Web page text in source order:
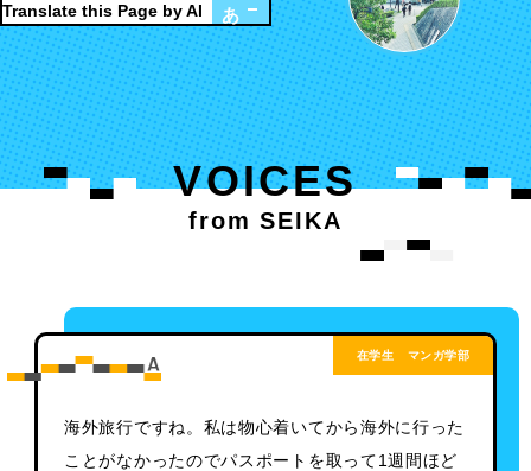
Translate this Page by AI あ
VOICES
from SEIKA
在学生 マンガ学部
海外旅行ですね。私は物心着いてから海外に行った
ことがなかったのでパスポートを取って1週間ほど